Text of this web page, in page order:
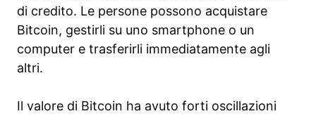
di credito. Le persone possono acquistare
Bitcoin, gestirli su uno smartphone o un
computer e trasferirli immediatamente agli
altri.
Il valore di Bitcoin ha avuto forti oscillazioni